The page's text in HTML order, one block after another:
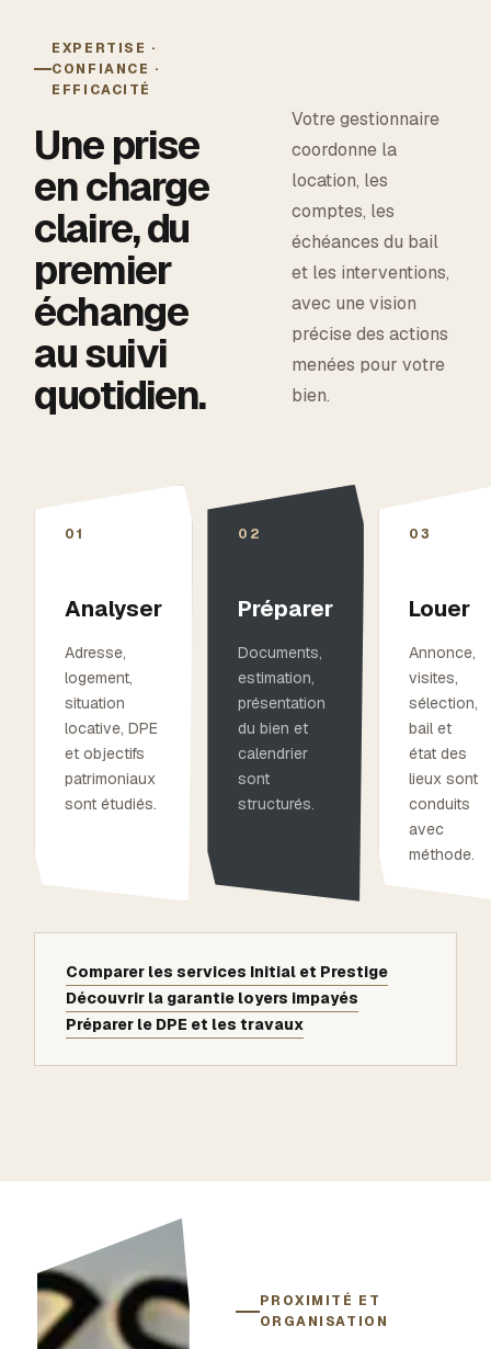
EXPERTISE ·
CONFIANCE ·
EFFICACITÉ
Une prise
en charge
claire, du
premier
échange
au suivi
quotidien.
Votre gestionnaire
coordonne la
location, les
comptes, les
échéances du bail
et les interventions,
avec une vision
précise des actions
menées pour votre
bien.
01
Analyser
Adresse,
logement,
situation
locative, DPE
et objectifs
patrimoniaux
sont étudiés.
02
Préparer
Documents,
estimation,
présentation
du bien et
calendrier
sont
structurés.
03
Louer
Annonce,
visites,
sélection,
bail et
état des
lieux sont
conduits
avec
méthode.
Comparer les services Initial et Prestige
Découvrir la garantie loyers impayés
Préparer le DPE et les travaux
PROXIMITÉ ET
ORGANISATION